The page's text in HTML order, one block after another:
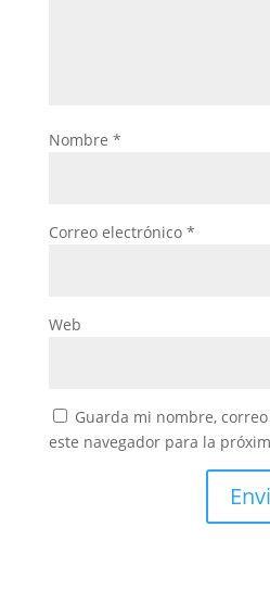
Nombre *
Correo electrónico *
Web
Guarda mi nombre,
este navegador para la